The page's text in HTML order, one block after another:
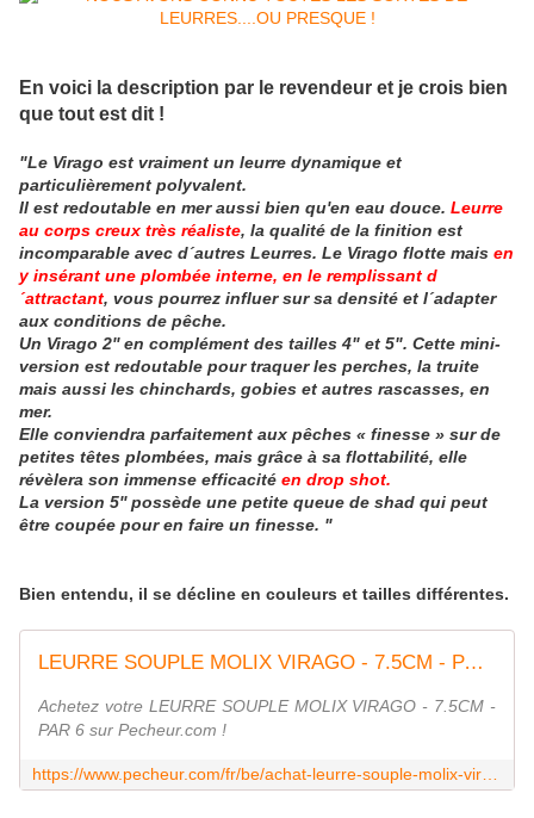
En voici la description par le revendeur et je crois bien
que tout est dit !
"Le Virago est vraiment un leurre dynamique et
particulièrement polyvalent.
Il est redoutable en mer aussi bien qu'en eau douce. Leurre
au corps creux très réaliste, la qualité de la finition est
incomparable avec d´autres Leurres. Le Virago flotte mais en
y insérant une plombée interne, en le remplissant d
´attractant, vous pourrez influer sur sa densité et l´adapter
aux conditions de pêche.
Un Virago 2'' en complément des tailles 4" et 5". Cette mini-
version est redoutable pour traquer les perches, la truite
mais aussi les chinchards, gobies et autres rascasses, en
mer.
Elle conviendra parfaitement aux pêches « finesse » sur de
petites têtes plombées, mais grâce à sa flottabilité, elle
révèlera son immense efficacité en drop shot.
La version 5'' possède une petite queue de shad qui peut
être coupée pour en faire un finesse. "
Bien entendu, il se décline en couleurs et tailles différentes.
LEURRE SOUPLE MOLIX VIRAGO - 7.5CM - PAR 6
Achetez votre LEURRE SOUPLE MOLIX VIRAGO - 7.5CM -
PAR 6 sur Pecheur.com !